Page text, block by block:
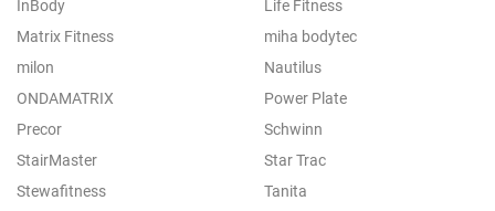
InBody
Life Fitness
Matrix Fitness
miha bodytec
milon
Nautilus
ONDAMATRIX
Power Plate
Precor
Schwinn
StairMaster
Star Trac
Stewafitness
Tanita